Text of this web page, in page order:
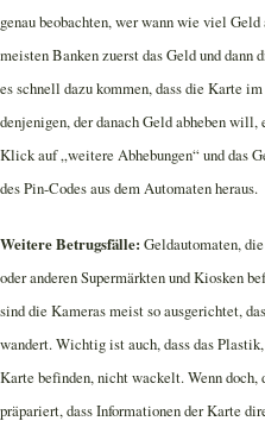
genau beobachten, wer wann wie viel
meisten Banken zuerst das Geld und dann
es schnell dazu kommen, dass die Karte
denjenigen, der danach Geld abheben
Klick auf „weitere Abhebungen“ und das
des Pin-Codes aus dem Automaten heraus.
Weitere Betrugsfälle: Geldautomaten,
oder anderen Supermärkten und Kiosken
sind die Kameras meist so ausgerichtet,
wandert. Wichtig ist auch, dass das
Karte befinden, nicht wackelt. Wenn doch,
präpariert, dass Informationen der Karte